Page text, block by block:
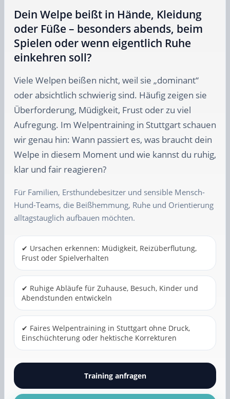
Dein Welpe beißt in Hände, Kleidung
oder Füße – besonders abends, beim
Spielen oder wenn eigentlich Ruhe
einkehren soll?
Viele Welpen beißen nicht, weil sie „dominant“
oder absichtlich schwierig sind. Häufig zeigen sie
Überforderung, Müdigkeit, Frust oder zu viel
Aufregung. Im Welpentraining in Stuttgart schauen
wir genau hin: Wann passiert es, was braucht dein
Welpe in diesem Moment und wie kannst du ruhig,
klar und fair reagieren?
Für Familien, Ersthundebesitzer und sensible Mensch-
Hund-Teams, die Beißhemmung, Ruhe und Orientierung
alltagstauglich aufbauen möchten.
✔ Ursachen erkennen: Müdigkeit, Reizüberflutung,
Frust oder Spielverhalten
✔ Ruhige Abläufe für Zuhause, Besuch, Kinder und
Abendstunden entwickeln
✔ Faires Welpentraining in Stuttgart ohne Druck,
Einschüchterung oder hektische Korrekturen
Training anfragen